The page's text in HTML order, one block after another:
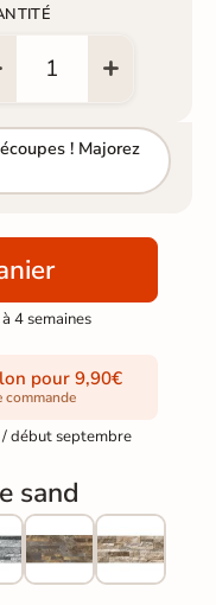
! Majorez
4 semaines
pour 9,90€
commande
début septembre
sand